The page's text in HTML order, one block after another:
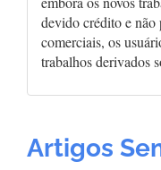
devido crédito e não
comerciais, os
trabalhos derivados
Artigos